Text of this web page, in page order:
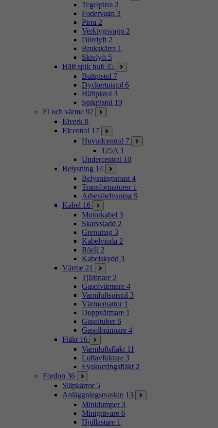
Tegelpirra 2
Fodervagn 3
Pirra 2
Verktygsvagn 2
Dörrlyft 2
Brukskärra 1
Skivlyft 5
Häft spik bult 35
Bultpistol 7
Dyckertpistol 6
Häftpistol 3
Spikpistol 19
El och värme 92
Elverk 8
Elcentral 17
Huvudcentral 7
125A 1
Undercentral 10
Belysning 14
Belysningsmast 4
Transformatorer 1
Arbetsbelysning 9
Kabel 16
Motorkabel 3
Skarvsladd 2
Grenuttag 3
Kabelvinda 2
Rörål 2
Kabelskydd 3
Värme 21
Tjältinare 2
Gasolvärmare 4
Varmluftspistol 3
Värmemattor 1
Doppvärmare 1
Gasoltuber 6
Gasolbrännare 4
Fläkt 16
Varmluftsfläkt 11
Luftavfuktare 3
Evakueringsfläkt 2
Fordon 36
Släpkärror 5
Anläggningsmaskin 13
Minidumper 3
Minigrävare 6
Hjullastare 1